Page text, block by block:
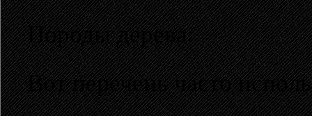
Породы дерева:
Вот перечень часто